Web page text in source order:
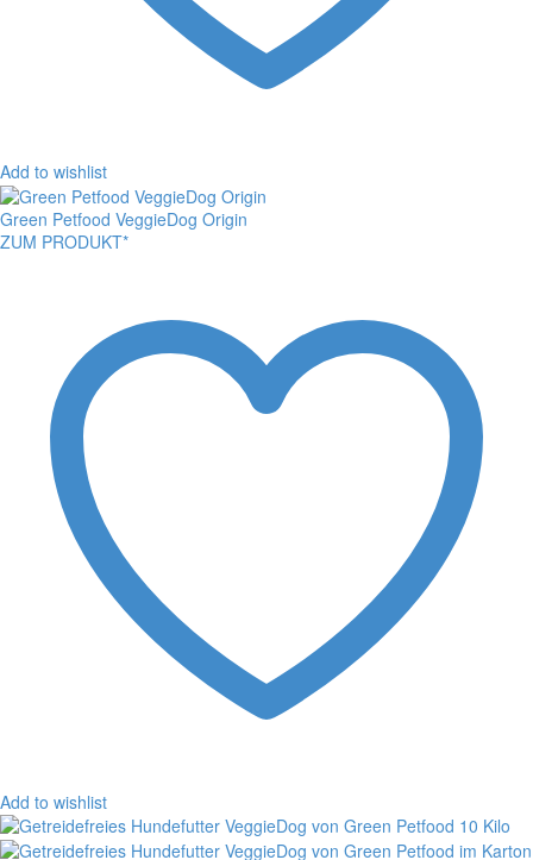
Add to wishlist
Green Petfood VeggieDog Origin
ZUM PRODUKT*
Add to wishlist